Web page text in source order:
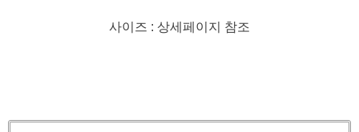
사이즈 : 상세페이지 참조